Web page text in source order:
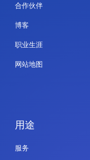
合作伙伴
博客
职业生涯
网站地图
用途
服务